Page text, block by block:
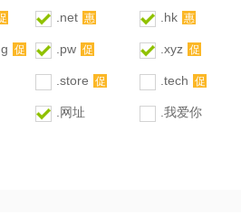
.net 惠 .hk 惠
促 .pw 促 .xyz 促
.store 促 .tech 促
.网址 .我爱你